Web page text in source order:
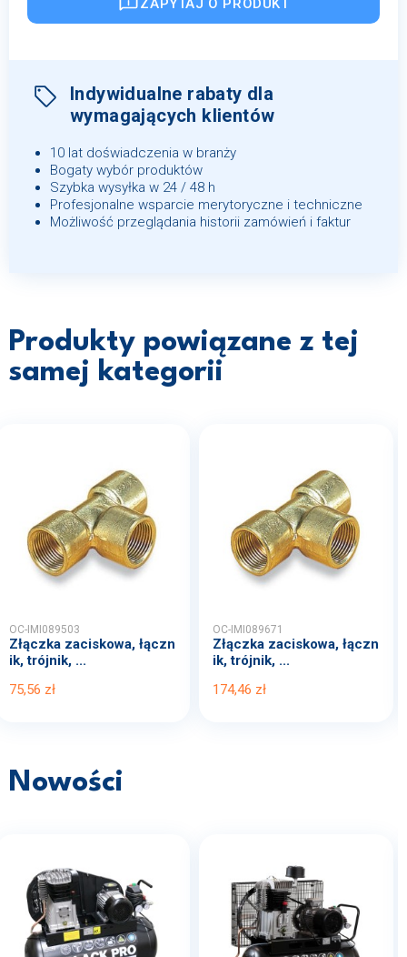
Indywidualne rabaty dla
wymagających klientów
10 lat doświadczenia w branży
Bogaty wybór produktów
Szybka wysyłka w 24 / 48 h
Profesjonalne wsparcie merytoryczne i techniczne
Możliwość przeglądania historii zamówień i faktur
Produkty powiązane z tej
samej kategorii
OC-IMI089503
Złączka zaciskowa, łączn
ik, trójnik, ...
75,56 zł
OC-IMI089671
Złączka zaciskowa, łączn
ik, trójnik, ...
174,46 zł
Nowości